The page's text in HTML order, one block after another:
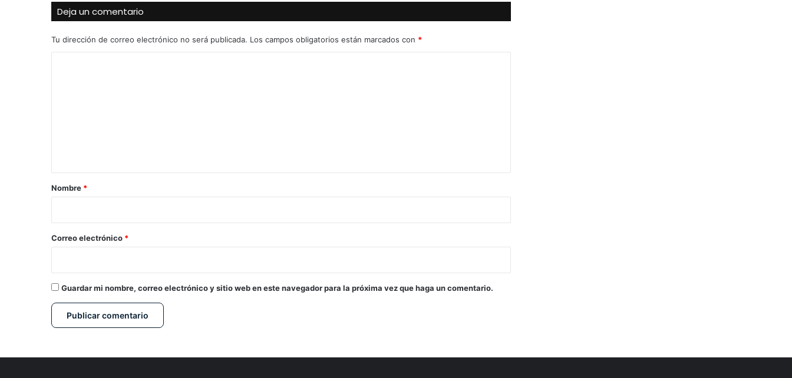
Deja un comentario
Tu dirección de correo electrónico no será publicada. Los campos obligatorios están marcados con *
r
*
Nombre *
Correo electrónico *
Guardar mi nombre, correo electrónico y sitio web en este navegador para la próxima vez que haga un comentario.